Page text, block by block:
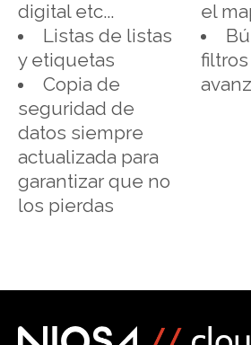
digital etc...
Listas de listas
y etiquetas
Copia de
seguridad de
datos siempre
actualizada para
garantizar que no
los pierdas
el